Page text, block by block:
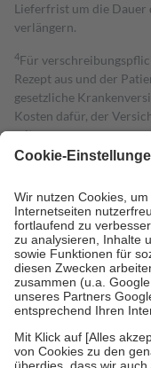
Lieferfrist um die
verlängern.
4Für
Rezept aus und der
gesetzliche
Kosten dafür, der
mit.
Grundsätzlich leisten
höchstens zehn Euro.
Kosten der Leistung zu
Diese Regeln gelten
Bei Heilmitteln und
Zuzahlung zehn
Verordnung.
Um das Engagement
stärken und die
fallenkeine
• Kindern und